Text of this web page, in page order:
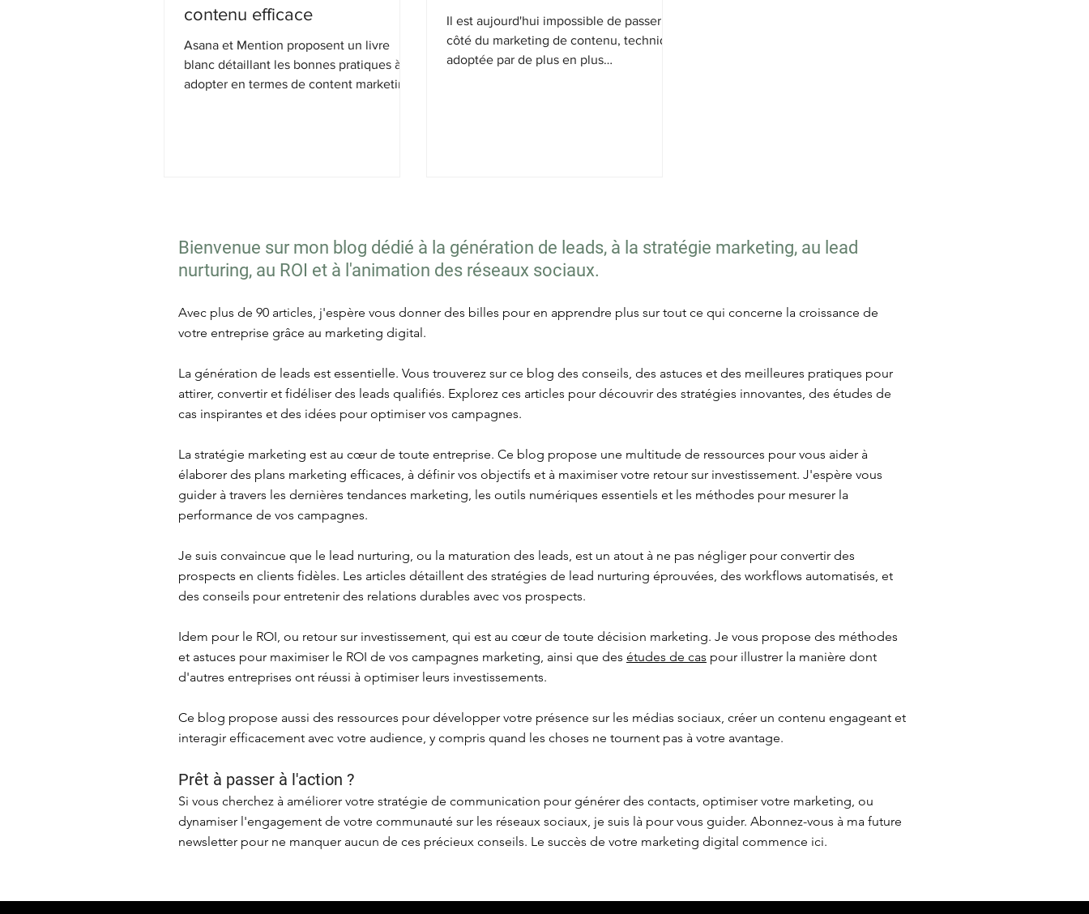
contenu efficace
Asana et Mention proposent un livre
blanc détaillant les bonnes pratiques à
adopter en termes de content marketing.
Il est aujourd'hui impossible de passer à
côté du marketing de contenu, technique
adoptée par de plus en plus
Bienvenue sur mon blog dédié à la génération de leads, à la stratégie marketing, au lead
nurturing, au ROI et à l'animation des réseaux sociaux.
Avec plus de 90 articles, j'espère vous donner des billes pour en apprendre plus sur tout ce qui concerne la croissance de
votre entreprise grâce au marketing digital.
La génération de leads est essentielle. Vous trouverez sur ce blog des conseils, des astuces et des meilleures pratiques pour
attirer, convertir et fidéliser des leads qualifiés. Explorez ces articles pour découvrir des stratégies innovantes, des études de
cas inspirantes et des idées pour optimiser vos campagnes.
La stratégie marketing est au cœur de toute entreprise. Ce blog propose une multitude de ressources pour vous aider à
élaborer des plans marketing efficaces, à définir vos objectifs et à maximiser votre retour sur investissement. J'espère vous
guider à travers les dernières tendances marketing, les outils numériques essentiels et les méthodes pour mesurer la
performance de vos campagnes.
Je suis convaincue que le lead nurturing, ou la maturation des leads, est un atout à ne pas négliger pour convertir des
prospects en clients fidèles. Les articles détaillent des stratégies de lead nurturing éprouvées, des workflows automatisés, et
des conseils pour entretenir des relations durables avec vos prospects.
Idem pour le ROI, ou retour sur investissement, qui est au cœur de toute décision marketing. Je vous propose des méthodes
et astuces pour maximiser le ROI de vos campagnes marketing, ainsi que des études de cas pour illustrer la manière dont
d'autres entreprises ont réussi à optimiser leurs investissements.
Ce blog propose aussi des ressources pour développer votre présence sur les médias sociaux, créer un contenu engageant et
interagir efficacement avec votre audience, y compris quand les choses ne tournent pas à votre avantage.
Prêt à passer à l'action ?
Si vous cherchez à améliorer votre stratégie de communication pour générer des contacts, optimiser votre marketing, ou
dynamiser l'engagement de votre communauté sur les réseaux sociaux, je suis là pour vous guider. Abonnez-vous à ma future
newsletter pour ne manquer aucun de ces précieux conseils. Le succès de votre marketing digital commence ici.